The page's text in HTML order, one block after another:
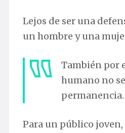
Lejos de ser una
un hombre y una
También por
humano no
permanencia.
Para un público